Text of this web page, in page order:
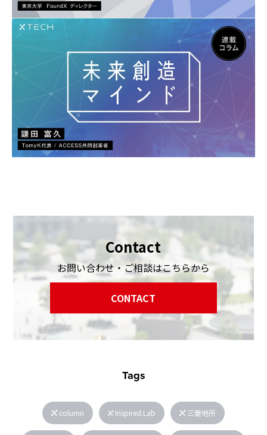
Contact
お問い合わせ・ご相談はこちらから
CONTACT
Tags
column Inspired.Lab 三菱地所